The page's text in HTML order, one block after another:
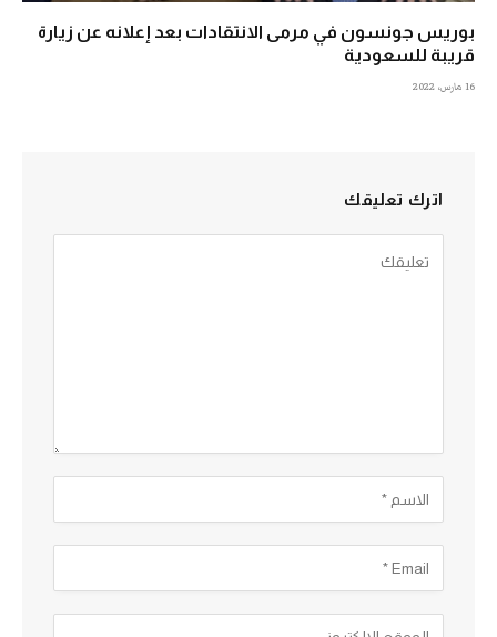
بوريس جونسون في مرمى الانتقادات بعد إعلانه عن زيارة
قريبة للسعودية
16 مارس، 2022
اترك تعليقك